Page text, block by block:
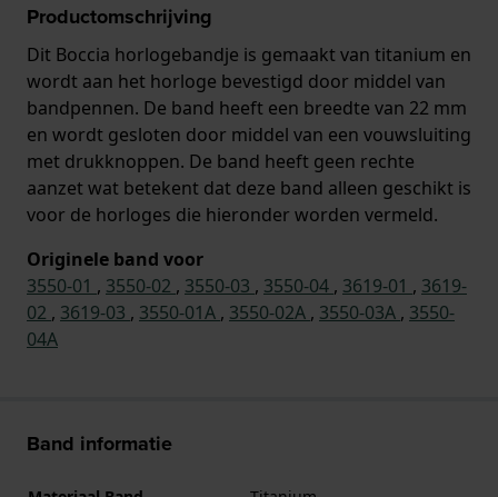
Productomschrijving
Dit Boccia horlogebandje is gemaakt van titanium en
wordt aan het horloge bevestigd door middel van
bandpennen. De band heeft een breedte van 22 mm
en wordt gesloten door middel van een vouwsluiting
met drukknoppen. De band heeft geen rechte
aanzet wat betekent dat deze band alleen geschikt is
voor de horloges die hieronder worden vermeld.
Originele band voor
3550-01 , 3550-02 , 3550-03 , 3550-04 , 3619-01 , 3619-
02 , 3619-03 , 3550-01A , 3550-02A , 3550-03A , 3550-
04A
Band informatie